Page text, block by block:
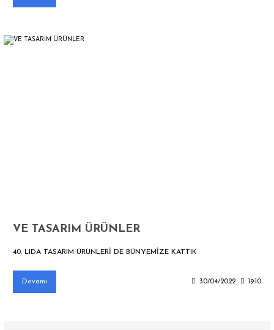
VE TASARIM ÜRÜNLER
40. LIDA TASARIM ÜRÜNLERİ DE BÜNYEMİZE KATTIK
Devamı 30/04/2022 19:10